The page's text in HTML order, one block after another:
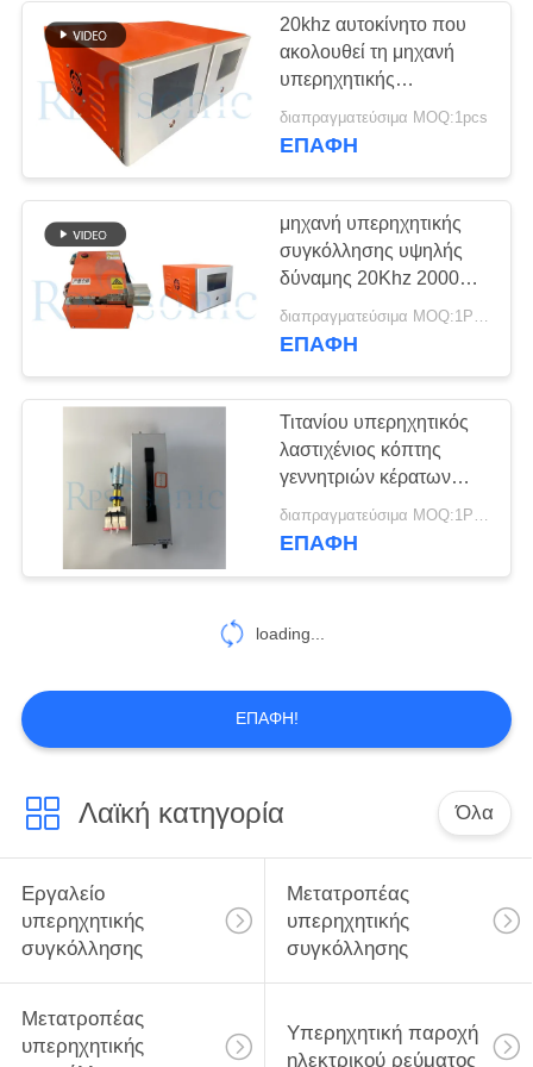
Υπερηχητική
συγκόλληση
σημείων
Υπερηχητικός υγρός
επεξεργαστής
59
Υπερηχητικά
ψεκασμού
14
Υπερηχητική
εργαλειομηχανή
14
20khz αυτοκίνητο που
ακολουθεί τη μηχανή
υπερηχητικής
συγκόλλησης για το
λουρί καλωδίων
διαπραγματεύσιμα MOQ:1pcs
ΕΠΑΦΉ
μηχανή υπερηχητικής
συγκόλλησης υψηλής
δύναμης 20Khz 2000w
για τη συγκόλληση
μετάλλων
διαπραγματεύσιμα MOQ:1PCS
ΕΠΑΦΉ
Τιτανίου υπερηχητικός
λαστιχένιος κόπτης
γεννητριών κέρατων
ψηφιακός για τη ρόδα
διαπραγματεύσιμα MOQ:1PCS
ΕΠΑΦΉ
loading...
ΕΠΑΦΉ!
Λαϊκή κατηγορία Όλα
Εργαλείο
υπερηχητικής
συγκόλλησης
Μετατροπέας
υπερηχητικής
συγκόλλησης
Μετατροπέας
υπερηχητικής
Υπερηχητική παροχή
ηλεκτρικού ρεύματος